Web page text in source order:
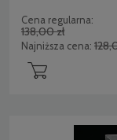
Cena regularna:
138,00 zł
Najniższa cena: